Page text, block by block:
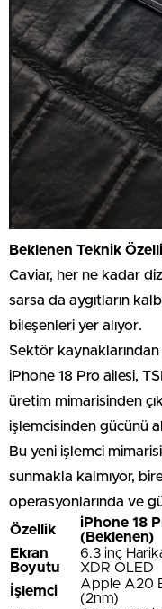
Beklenen Teknik
Caviar, her ne kadar
sarsa da aygıtların
bileşenleri yer alıyor.
Sektör kaynaklarından
iPhone 18 Pro ailesi,
üretim mimarisinden
işlemcisinden gücünü
Bu yeni işlemci
sunmakla kalmıyor,
operasyonlarında ve
Özellik
iPhone 18
(Beklenen)
Ekran
Boyutu
6.3 inç
XDR OLED
İşlemci
Apple A20
(2nm)